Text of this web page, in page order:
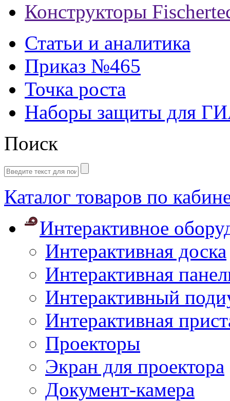
Конструкторы
Статьи и аналитика
Приказ №465
Точка роста
Наборы защиты для
Поиск
Каталог товаров по
Интерактивное
Интерактивная доска
Интерактивная
Интерактивный
Интерактивная
Проекторы
Экран для проектора
Документ-камера